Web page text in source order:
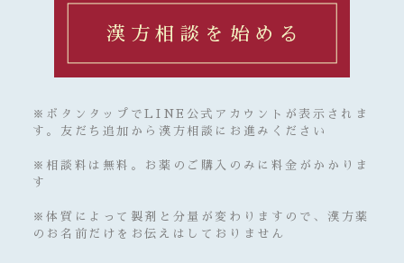
漢方相談を始める
※ボタンタップでLINE公式アカウントが表示されま
す。友だち追加から漢方相談にお進みください
※相談料は無料。お薬のご購入のみに料金がかかりま
す
※体質によって製剤と分量が変わりますので、漢方薬
のお名前だけをお伝えはしておりません